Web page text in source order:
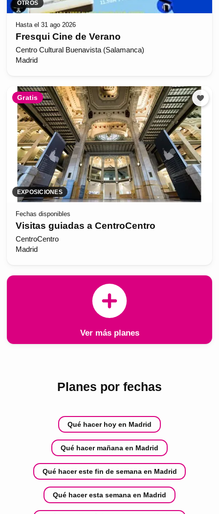
OTROS
Hasta el 31 ago 2026
Fresqui Cine de Verano
Centro Cultural Buenavista (Salamanca)
Madrid
Gratis
EXPOSICIONES
Fechas disponibles
Visitas guiadas a CentroCentro
CentroCentro
Madrid
Ver más planes
Planes por fechas
Qué hacer hoy en Madrid
Qué hacer mañana en Madrid
Qué hacer este fin de semana en Madrid
Qué hacer esta semana en Madrid